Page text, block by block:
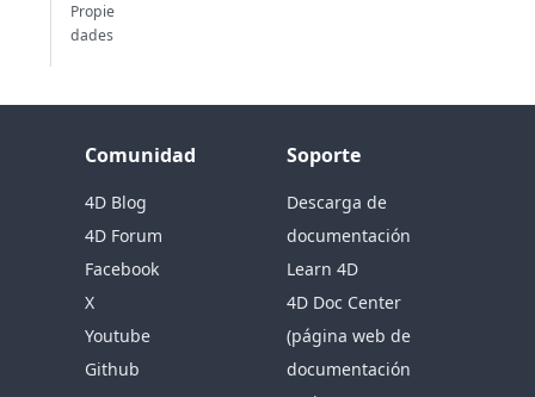
Propie
dades
Comunidad
4D Blog
4D Forum
Facebook
X
Youtube
Github
Soporte
Descarga de
documentación
Learn 4D
4D Doc Center
(página web de
documentación